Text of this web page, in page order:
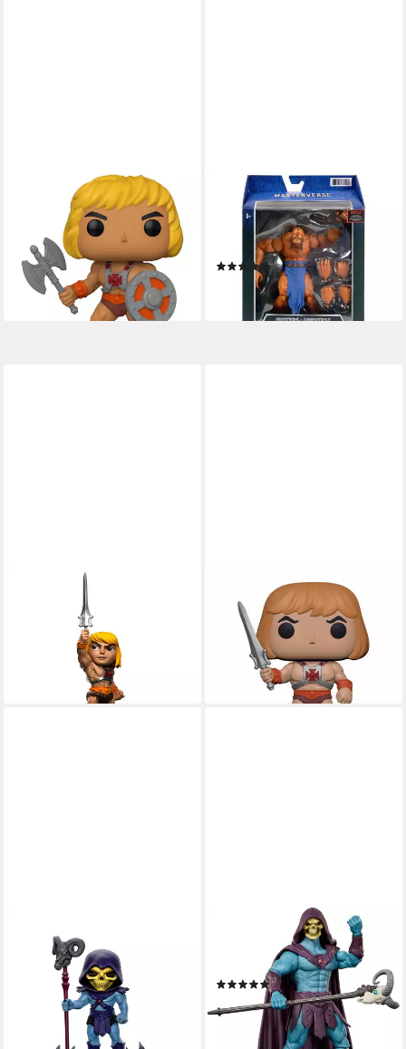
Merchandise-Figur SUPER
SIZED POP! 25cm Masters of
the Universe - He-Man
ab 27,99 €
lieferbar - in 2-3 Werktagen bei dir
MATTEL®
Actionfigur MOTU Revelation
Masterverse 2021 Beast Man
(1)
ab 9,99 €
lieferbar - in 2-3 Werktagen bei dir
IRON STUDIOS
Merchandise-Figur Masters
Of The Universe Mini Co. PVC
Figur He-Man 24 cm
ab 49,99 €
lieferbar - in 2-3 Werktagen bei dir
Merchandise-Figur Masters of
the Universe - He-Man
#47748
ab 13,99 €
lieferbar - in 2-3 Werktagen bei dir
Merchandise-Figur Masters
Of The Universe Mini Co. PVC
Figur Skeletor 18 cm
ab 49,99 €
lieferbar - in 2-3 Werktagen bei dir
Actionfigur Masters of the
Universe, Skeletor
(1)
ab 11,33 € UVP12,99 €
lieferbar - in 1-2 Werktagen bei dir